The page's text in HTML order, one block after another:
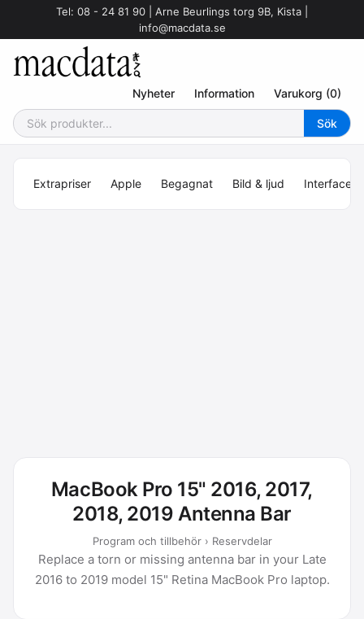
Tel: 08 - 24 81 90 | Arne Beurlings torg 9B, Kista |
info@macdata.se
Nyheter Information Varukorg (0)
Extrapriser Apple Begagnat Bild & ljud Interface
MacBook Pro 15" 2016, 2017,
2018, 2019 Antenna Bar
Program och tillbehör › Reservdelar
Replace a torn or missing antenna bar in your Late
2016 to 2019 model 15" Retina MacBook Pro laptop.